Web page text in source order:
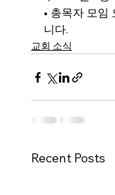
• 총목자 모임
니다.
교회 소식
Recent Posts